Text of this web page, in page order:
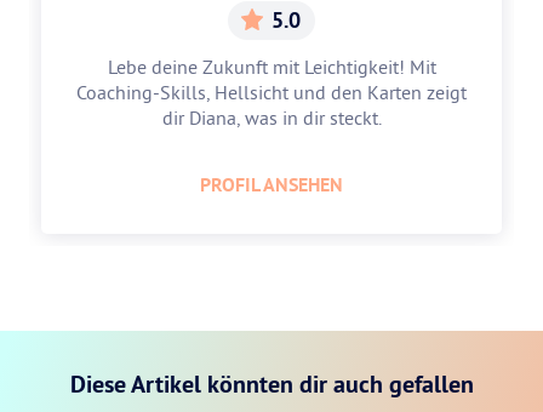
5.0
Lebe deine Zukunft mit Leichtigkeit! Mit
Coaching-Skills, Hellsicht und den Karten zeigt
dir Diana, was in dir steckt.
PROFIL ANSEHEN
Diese Artikel könnten dir auch gefallen